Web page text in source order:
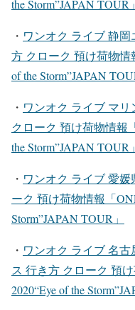
the Storm”JAPAN TOUR」
・ ワンオク ライブ 静
方 クローク 預け荷物情
of the Storm”JAPAN
・ ワンオク ライブ マ
クローク 預け荷物情報
the Storm”JAPAN TOUR」
・ ワンオク ライブ 愛媛
ーク 預け荷物情報「
Storm”JAPAN TOUR」
・ ワンオク ライブ 名
ス 行き方 クローク 預
2020“Eye of the